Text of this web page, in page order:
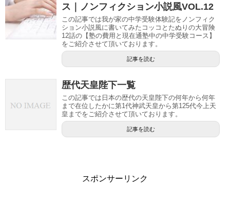
ス｜ノンフィクション小説風VOL.12
この記事では我が家の中学受験体験記をノンフィク
ション小説風に書いてみたコッコとたぬりの大冒険
12話の【塾の費用と現在通塾中の中学受験コース】
をご紹介させて頂いております。
記事を読む
歴代天皇陛下一覧
この記事では日本の歴代の天皇陛下の何年から何年
まで在位したかに第1代神武天皇から第125代今上天
皇までをご紹介させて頂いております。
記事を読む
スポンサーリンク